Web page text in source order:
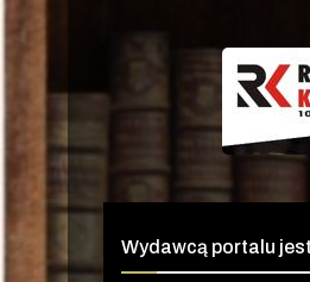
Wydawcą portalu